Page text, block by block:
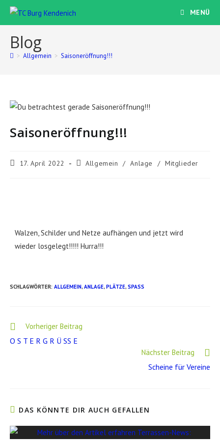
MENÜ
Blog
> Allgemein > Saisoneröffnung!!!
Saisoneröffnung!!!
17. April 2022 Allgemein / Anlage / Mitglieder
Walzen, Schilder und Netze aufhängen und jetzt wird
wieder losgelegt!!!!! Hurra!!!
SCHLAGWÖRTER: ALLGEMEIN, ANLAGE, PLÄTZE, SPASS
Vorheriger Beitrag
O S T E R G R Ü SS E
Nächster Beitrag
Scheine für Vereine
DAS KÖNNTE DIR AUCH GEFALLEN